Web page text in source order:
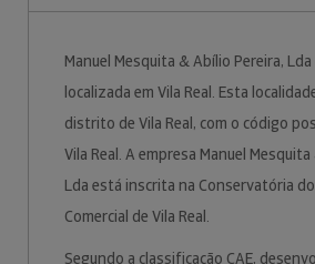
Manuel Mesquita & Abílio Pereira,
localizada em Vila Real. Esta
distrito de Vila Real, com o código
Vila Real. A empresa Manuel
Lda está inscrita na Conservatória
Comercial de Vila Real.
Segundo a classificação CAE,